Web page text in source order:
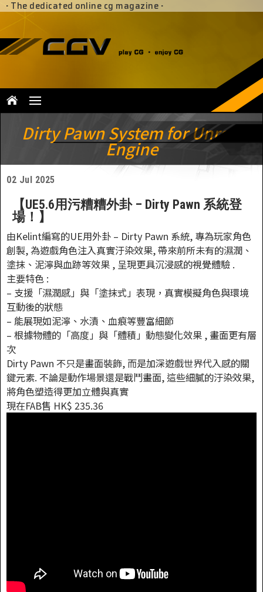
· The dedicated online cg magazine ·
Dirty Pawn System for Unreal
Engine
02 Jul 2025
【UE5.6用污糟糟外卦 – Dirty Pawn 系統登
場！】
由Kelint編寫的UE用外卦 – Dirty Pawn 系統, 專為玩家角色
創製, 為遊戲角色注入真實汙染效果, 帶來前所未有的濕潤、
塗抹、泥濘與血跡等效果 , 呈現更具沉浸感的視覺體驗 .
主要特色 :
– 支援「濕潤感」與「塗抹式」表現，真實模擬角色與環境
互動後的狀態
– 能展現如泥濘、水漬、血痕等豐富細節
– 根據物體的「高度」與「體積」動態變化效果 , 畫面更有層
次
Dirty Pawn 不只是畫面裝飾, 而是加深遊戲世界代入感的關
鍵元素. 不論是動作場景還是戰鬥畫面, 這些細膩的汙染效果,
將角色塑造得更加立體與真實
現在FAB售 HK$ 235.36